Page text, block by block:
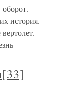
оборот. —
история. —
вертолет. —